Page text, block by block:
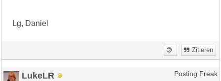
Lg, Daniel
Zitieren
LukeLR Posting Freak